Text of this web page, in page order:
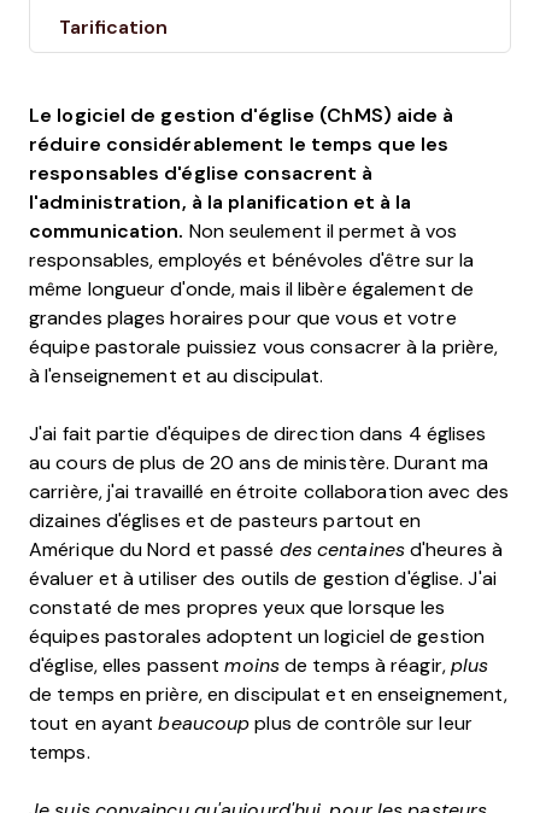
Tarification
Le logiciel de gestion d'église (ChMS) aide à
réduire considérablement le temps que les
responsables d'église consacrent à
l'administration, à la planification et à la
communication. Non seulement il permet à vos
responsables, employés et bénévoles d'être sur la
même longueur d'onde, mais il libère également de
grandes plages horaires pour que vous et votre
équipe pastorale puissiez vous consacrer à la prière,
à l'enseignement et au discipulat.
J'ai fait partie d'équipes de direction dans 4 églises
au cours de plus de 20 ans de ministère. Durant ma
carrière, j'ai travaillé en étroite collaboration avec des
dizaines d'églises et de pasteurs partout en
Amérique du Nord et passé des centainesd'heures à
évaluer et à utiliser des outils de gestion d'église. J'ai
constaté de mes propres yeux que lorsque les
équipes pastorales adoptent un logiciel de gestion
d'église, elles passentmoinsde temps à réagir, plus
de temps en prière, en discipulat et en enseignement,
tout en ayantbeaucoup plus de contrôle sur leur
temps.